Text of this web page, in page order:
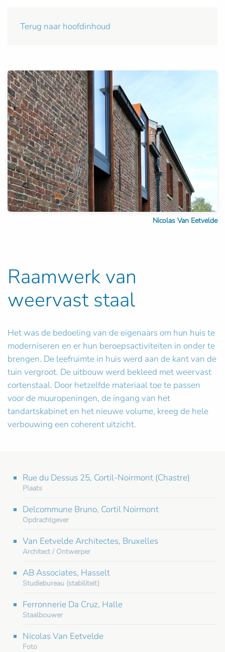
Terug naar hoofdinhoud
Nicolas Van Eetvelde
Raamwerk van
weervast staal
Het was de bedoeling van de eigenaars om hun huis te
moderniseren en er hun beroepsactiviteiten in onder te
brengen. De leefruimte in huis werd aan de kant van de
tuin vergroot. De uitbouw werd bekleed met weervast
cortenstaal. Door hetzelfde materiaal toe te passen
voor de muuropeningen, de ingang van het
tandartskabinet en het nieuwe volume, kreeg de hele
verbouwing een coherent uitzicht.
Rue du Dessus 25, Cortil-Noirmont (Chastre)
Plaats
Delcommune Bruno, Cortil Noirmont
Opdrachtgever
Van Eetvelde Architectes, Bruxelles
Architect / Ontwerper
AB Associates, Hasselt
Studiebureau (stabiliteit)
Ferronnerie Da Cruz, Halle
Staalbouwer
Nicolas Van Eetvelde
Foto